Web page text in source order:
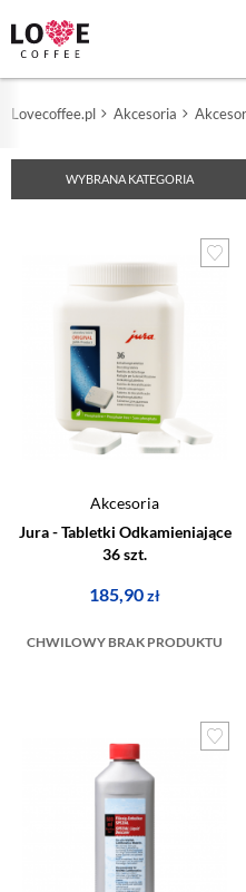
Lovecoffee.pl Akcesoria
WYBRANA KATEGORIA
Akcesoria
Jura - Tabletki Odkamieniające
36 szt.
185,90zł
CHWILOWY BRAK PRODUKTU